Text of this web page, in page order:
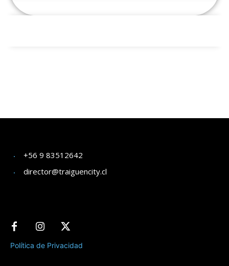
+56 9 83512642
director@traiguencity.cl
Política de Privacidad